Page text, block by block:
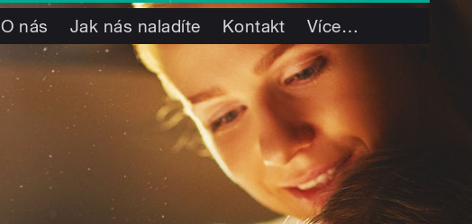
O nás Jak nás naladíte Kontakt Více…